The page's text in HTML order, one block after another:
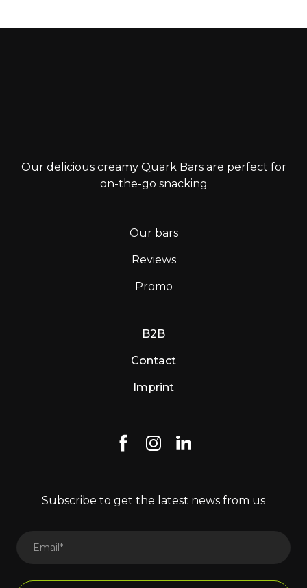
Our delicious creamy Quark Bars are perfect for
on-the-go snacking
Our bars
Reviews
Promo
B2B
Contact
Imprint
Subscribe to get the latest news from us